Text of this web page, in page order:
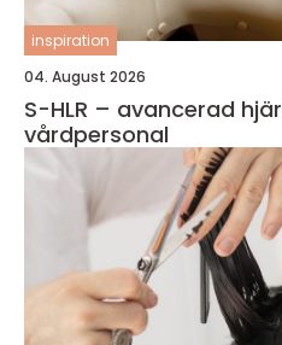
inspiration
04. August 2026
S-HLR – avancerad
vårdpersonal